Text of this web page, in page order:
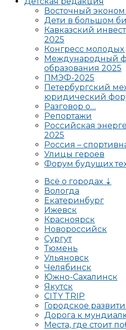
Восточный
Дети в большом
Кавказский
2025
Конгресс молодых
Международный
образования 2025
ПМЭФ-2025
Петербургский
юридический
Разговор о…
Репортажи
Российская
2025
Россия –
Улицы героев
Форум будущих
Всё о городах ⇣
Вологда
Екатеринбург
Ижевск
Красноярск
Новороссийск
Сургут
Тюмень
Ульяновск
Челябинск
Южно-Сахалинск
Якутск
CITY TRIP
Городское
Дорога к
Места, где стоит